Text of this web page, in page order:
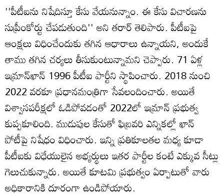
''పీటీఐను నిషేదిస్తూ కేసు వేయనున్నాం. ఈ కేసు విచారణను
సుప్రీంకోర్టు చేపడుతుంది'' అని తరార్ తెలిపారు. పీటీఐపై
ఆంక్షలు విధించేందుకు తగిన ఆధారాలు ఉన్నాయని, అందుకే
తాము తగిన చర్యలు తీసుకుంటున్నామని చెప్పారు. 71 ఏళ్ల
ఇమ్రాన్‌ఖాన్ 1996 పీటీఐ పార్టీని స్థాపించారు. 2018 నుంచి
2022 వరకూ ప్రధానమంత్రిగా సేవలందించారు. అయితే
విశ్వాసపరీక్షలో ఓడిపోవడంతో 2022లో ఇమ్రాన్ ప్రభుత్వ
కుప్పకూలింది. ముడుపుల కేసుతో ఫిబ్రవరి ఎన్నికల్లో ఖాన్
పోటీపై నిషేధం విధించారు. ఇన్ని ప్రతికూలతల మధ్య కూడా
పీటీఐకు విధేయులైన అభ్యర్థులు ఇతర పార్టీల కంటే ఎక్కువ సీట్లు
గెలుచుకున్నారు. అయితే కూటమి ప్రభుత్వం ఏర్పాటుతో వారు
అధికారానికి దూరంగా ఉండిపోయారు.